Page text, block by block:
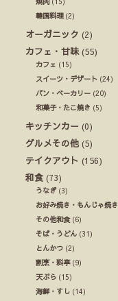
韓国料理(2)
オーガニック (2)
カフェ・甘味(55)
カフェ (15)
スイーツ・デザート (24)
パン・ベーカリー (20)
和菓子・たこ焼き (5)
キッチンカー (0)
グルメその他 (5)
テイクアウト (156)
和食 (73)
うなぎ(3)
お好み焼き・もんじゃ焼き
その他和食(6)
そば・うどん (31)
とんかつ (2)
割烹・料亭(9)
天ぷら (15)
海鮮・すし (14)